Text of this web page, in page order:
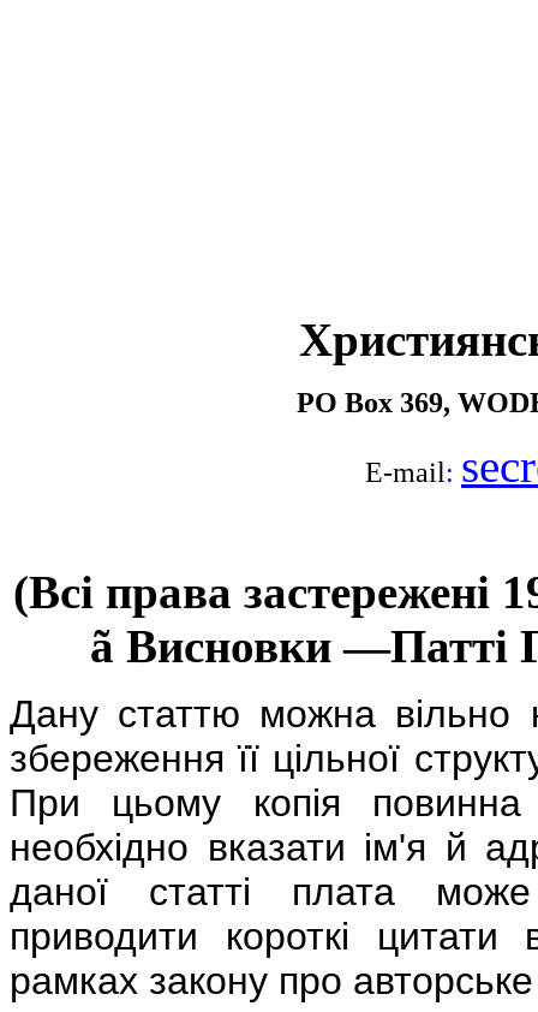
PO Box 369,
E-mail:
(Всі права застережені
ã Висновки —Патті
Дану статтю можна вільно
збереження її цільної
При цьому копія
необхідно вказати ім'я й
даної статті плата
приводити короткі
рамках закону про